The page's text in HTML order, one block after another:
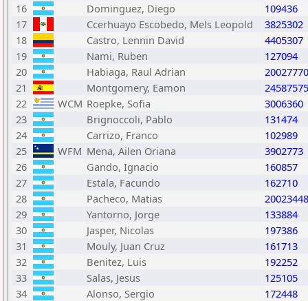
16
Dominguez, Diego
109436
17
Ccerhuayo Escobedo, Mels Leopold
3825302
18
Castro, Lennin David
4405307
19
Nami, Ruben
127094
20
Habiaga, Raul Adrian
20027770
21
Montgomery, Eamon
24587575
22
WCM Roepke, Sofia
3006360
23
Brignoccoli, Pablo
131474
24
Carrizo, Franco
102989
25
WFM Mena, Ailen Oriana
3902773
26
Gando, Ignacio
160857
27
Estala, Facundo
162710
28
Pacheco, Matias
20023448
29
Yantorno, Jorge
133884
30
Jasper, Nicolas
197386
31
Mouly, Juan Cruz
161713
32
Benitez, Luis
192252
33
Salas, Jesus
125105
34
Alonso, Sergio
172448